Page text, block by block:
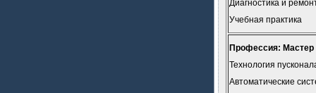
Диагностика и
Учебная практика
Профессия: Мастер
Технология
Автоматические